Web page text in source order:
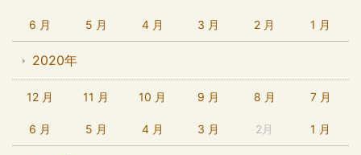
6 月 5 月 4 月 3 月 2 月 1 月
2020年
12 月 11 月 10 月 9 月 8 月 7 月
6 月 5 月 4 月 3 月 2月 1 月